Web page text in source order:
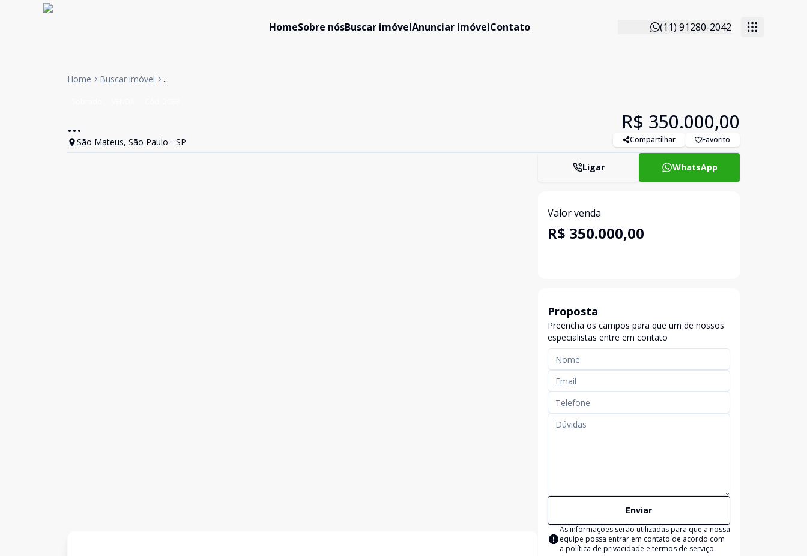
HomeSobre nósBuscar imóvelAnunciar imóvelContato (11) 91280-2042
Home Buscar imóvel ...
...
São Mateus, São Paulo - SP
R$ 350.000,00
Compartilhar Favorito
Ligar WhatsApp
Valor venda
R$ 350.000,00
Proposta
Preencha os campos para que um de nossos
especialistas entre em contato
Enviar
As informações serão utilizadas para que a nossa
equipe possa entrar em contato de acordo com
a política de privacidade e termos de serviço